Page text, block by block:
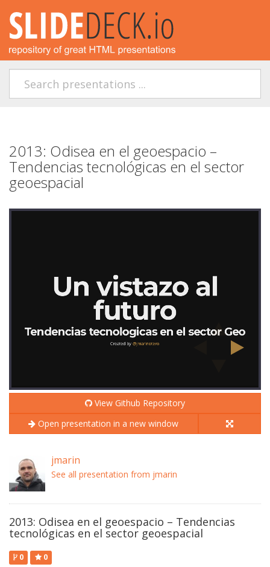
2013: Odisea en el geoespacio –
Tendencias tecnológicas en el sector
geoespacial
View Github Repository
Open presentation in a new window
jmarin
See all presentation from jmarin
2013: Odisea en el geoespacio – Tendencias
tecnológicas en el sector geoespacial
0 0